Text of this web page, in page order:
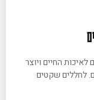
החיים ויוצר
לחללים שקטים